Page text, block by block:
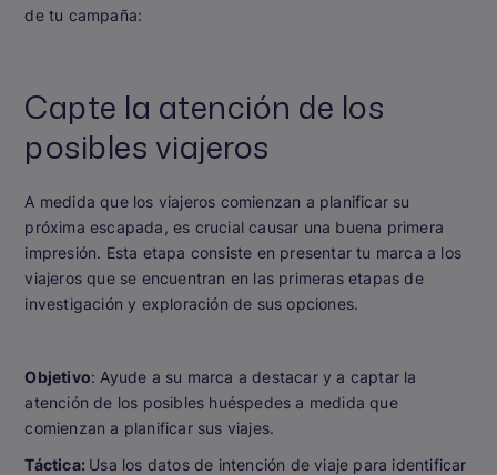
de tu campaña:
Capte la atención de los
posibles viajeros
A medida que los viajeros comienzan a planificar su
próxima escapada, es crucial causar una buena primera
impresión. Esta etapa consiste en presentar tu marca a los
viajeros que se encuentran en las primeras etapas de
investigación y exploración de sus opciones.
Objetivo: Ayude a su marca a destacar y a captar la
atención de los posibles huéspedes a medida que
comienzan a planificar sus viajes.
Táctica: Usa los datos de intención de viaje para identificar